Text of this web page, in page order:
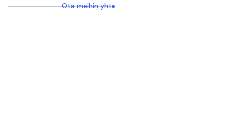
Ota meihin yhteyttä saadaksesi lisätietoja